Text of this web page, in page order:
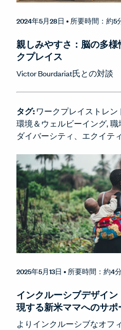
2024年5月28日 • 所要時間：約5
親しみやすさ：脳の多
クプレイス
Victor Bourdariat氏との対談
タグ:ワークプレイストレン
環境＆ウェルビーイング 職
ダイバーシティ、エクイテ
2025年5月13日 • 所要時間：約4
インクルーシブデザイ
現する新米ママへのサポ
よりインクルーシブなオフ